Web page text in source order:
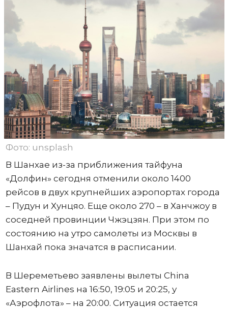
Фото: unsplash
В Шанхае из-за приближения тайфуна
«Долфин» сегодня отменили около 1400
рейсов в двух крупнейших аэропортах города
– Пудун и Хунцяо. Еще около 270 – в Ханчжоу в
соседней провинции Чжэцзян. При этом по
состоянию на утро самолеты из Москвы в
Шанхай пока значатся в расписании.
В Шереметьево заявлены вылеты China
Eastern Airlines на 16:50, 19:05 и 20:25, у
«Аэрофлота» – на 20:00. Ситуация остается